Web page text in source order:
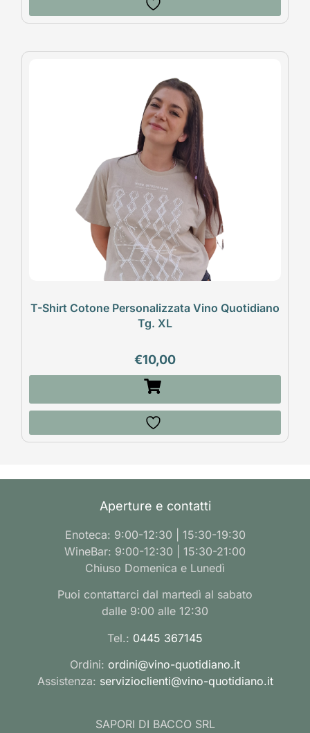
T-Shirt Cotone Personalizzata Vino Quotidiano
Tg. XL
€10,00
Aperture e contatti
Enoteca: 9:00-12:30 | 15:30-19:30
WineBar: 9:00-12:30 | 15:30-21:00
Chiuso Domenica e Lunedì
Puoi contattarci dal martedì al sabato
dalle 9:00 alle 12:30
Tel.: 0445 367145
Ordini: ordini@vino-quotidiano.it
Assistenza: servizioclienti@vino-quotidiano.it
SAPORI DI BACCO SRL